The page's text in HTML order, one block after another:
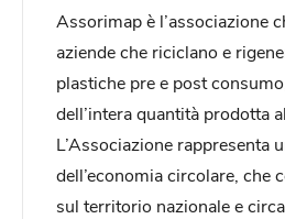
Assorimap è l’associazione
aziende che riciclano e
plastiche pre e post
dell’intera quantità prodotta
L’Associazione rappresenta
dell’economia circolare, che
sul territorio nazionale e